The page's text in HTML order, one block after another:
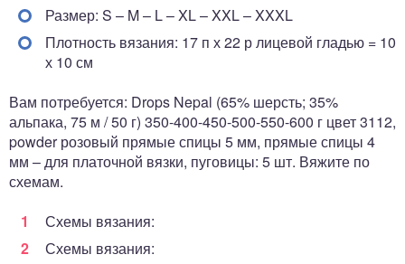
Размер: S – M – L – XL – XXL – XXXL
Плотность вязания: 17 п х 22 р лицевой гладью = 10
х 10 см
Вам потребуется: Drops Nepal (65% шерсть; 35%
альпака, 75 м / 50 г) 350-400-450-500-550-600 г цвет 3112,
powder розовый прямые спицы 5 мм, прямые спицы 4
мм – для платочной вязки, пуговицы: 5 шт. Вяжите по
схемам.
Схемы вязания:
Схемы вязания: